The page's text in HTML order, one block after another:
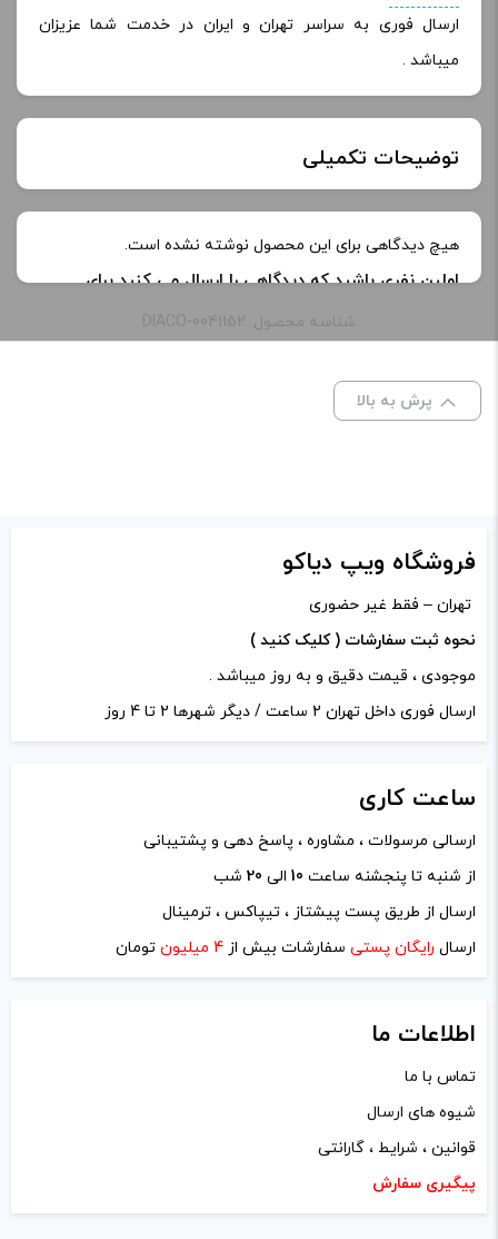
ارسال فوری به سراسر تهران و ایران در خدمت شما عزیزان
میباشد .
توضیحات تکمیلی
طعم: وانیل ، کاستارد ، توباکو
خنکی بدون یخ
هیچ دیدگاهی برای این محصول نوشته نشده است.
اولین نفری باشید که دیدگاهی را ارسال می کنید برای
“سالت وی سی تی بلک رایپ ویپز | Ripe Vapes VCT
نشانی ایمیل شما منتشر نخواهد شد.
علامت‌گذاری شده‌اند
دیدگاه شما*
نام*
ایمیل*
ذخیره نام، ایمیل و وبسایت من در مرورگر برای زمانی که دوباره
دیدگاهی می‌نویسم.
لازم است محتوای ارسالی منطبق برعرف و شئونات جامعه و با
شناسه محصول: DIACO-0041152
پرش به بالا
فروشگاه ویپ دیاکو
تهران – فقط غیر حضوری
نحوه ثبت سفارشات ( کلیک کنید )
موجودی ، قیمت دقیق و به روز میباشد .
ارسال فوری داخل تهران 2 ساعت / دیگر شهرها 2 تا 4 روز
ساعت کاری
ارسالی مرسولات ، مشاوره ، پاسخ دهی و پشتیبانی
از شنبه تا پنجشنه ساعت 10 الی 20 شب
ارسال از طریق پست پیشتاز ، تیپاکس ، ترمینال
ارسال رایگان پستی سفارشات بیش از 4 میلیون تومان
اطلاعات ما
تماس با ما
شیوه های ارسال
قوانین ، شرایط ، گارانتی
پیگیری سفارش